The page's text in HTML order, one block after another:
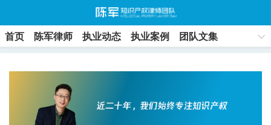
首页 陈军律师 执业动态 执业案例
团队文集